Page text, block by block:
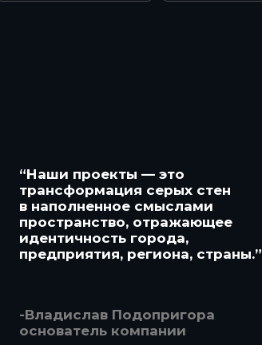
“Наши проекты — это
трансформация серых стен
в наполненное смыслами
пространство, отражающее
идентичность города,
предприятия, региона, страны.”
-Владислав Подопригора
основатель компании